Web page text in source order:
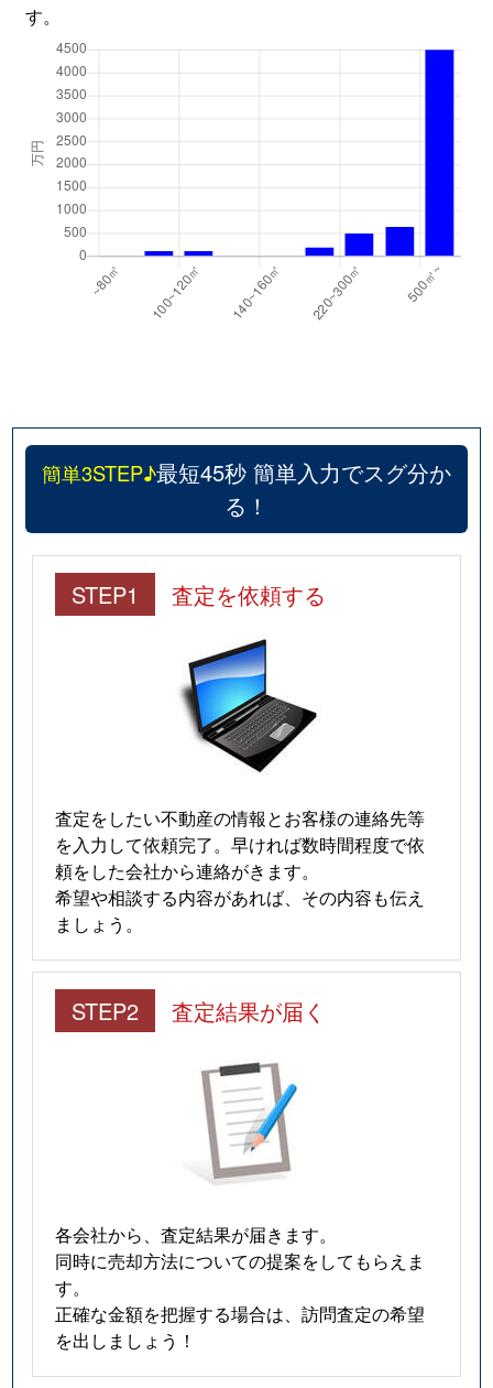
す。
簡単3STEP♪最短45秒 簡単入力でスグ分か
る！
STEP1 査定を依頼する
査定をしたい不動産の情報とお客様の連絡先等
を入力して依頼完了。早ければ数時間程度で依
頼をした会社から連絡がきます。
希望や相談する内容があれば、その内容も伝え
ましょう。
STEP2 査定結果が届く
各会社から、査定結果が届きます。
同時に売却方法についての提案をしてもらえま
す。
正確な金額を把握する場合は、訪問査定の希望
を出しましょう！